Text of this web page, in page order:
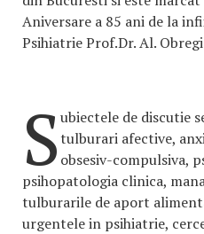
Aniversare a 85 ani de la
Psihiatrie Prof.Dr. Al.
Subiectele de discutie
tulburari afective,
obsesiv-compulsiva,
psihopatologia clinica,
tulburarile de aport
urgentele in psihiatrie,